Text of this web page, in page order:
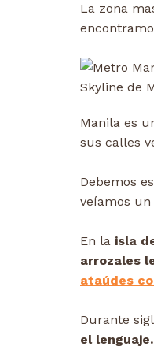
La zona
Skyline de
Manila es
sus calles
Debemos
veíamos
En la isla
arrozales
ataúdes
Durante
el lenguaje.